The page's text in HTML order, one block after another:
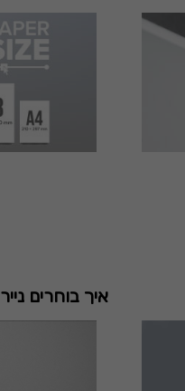
איך בוחרים